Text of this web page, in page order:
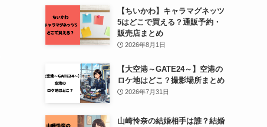
【ちいかわ】キャラマグネッツ
5はどこで買える？通販予約・
販売店まとめ
2026年8月1日
【大空港～GATE24～】空港の
ロケ地はどこ？撮影場所まとめ
2026年7月31日
山崎怜奈の結婚相手は誰？結婚